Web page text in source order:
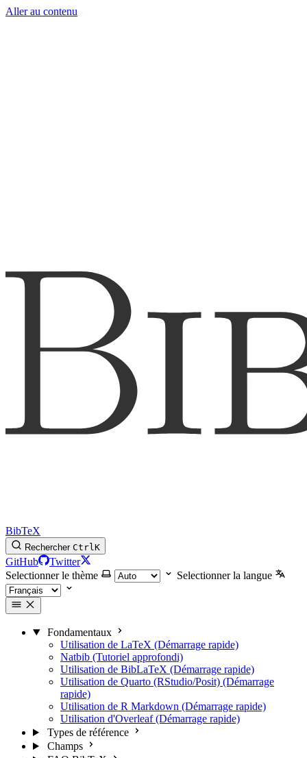
Aller au contenu
BibTeX
Rechercher CtrlK
GitHub
Twitter
Selectionner le thème
Selectionner la langue
Fondamentaux
Utilisation de LaTeX (Démarrage rapide)
Natbib (Tutoriel approfondi)
Utilisation de BibLaTeX (Démarrage rapide)
Utilisation de Quarto (RStudio/Posit) (Démarrage
rapide)
Utilisation de R Markdown (Démarrage rapide)
Utilisation d'Overleaf (Démarrage rapide)
Types de référence
Champs